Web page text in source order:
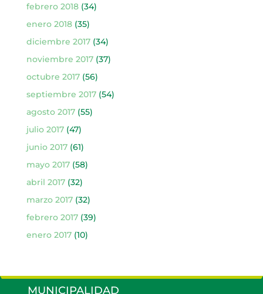
febrero 2018(34)
enero 2018(35)
diciembre 2017(34)
noviembre 2017(37)
octubre 2017(56)
septiembre 2017(54)
agosto 2017(55)
julio 2017(47)
junio 2017(61)
mayo 2017(58)
abril 2017(32)
marzo 2017(32)
febrero 2017(39)
enero 2017(10)
MUNICIPALIDAD